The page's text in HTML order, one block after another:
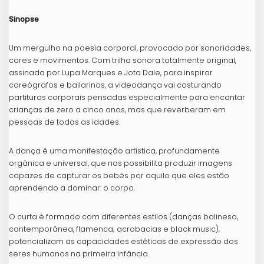
Sinopse
Um mergulho na poesia corporal, provocado por sonoridades,
cores e movimentos. Com trilha sonora totalmente original,
assinada por Lupa Marques e Jota Dale, para inspirar
coreógrafos e bailarinos, a videodança vai costurando
partituras corporais pensadas especialmente para encantar
crianças de zero a cinco anos, mas que reverberam em
pessoas de todas as idades.
A dança é uma manifestação artística, profundamente
orgânica e universal, que nos possibilita produzir imagens
capazes de capturar os bebês por aquilo que eles estão
aprendendo a dominar: o corpo.
O curta é formado com diferentes estilos (danças balinesa,
contemporânea, flamenca; acrobacias e black music),
potencializam as capacidades estéticas de expressão dos
seres humanos na primeira infância.